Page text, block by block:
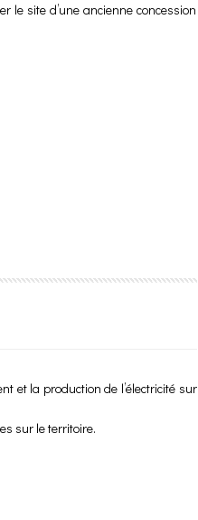
le site d’une ancienne concession
et la production de l’électricité sur
sur le territoire.